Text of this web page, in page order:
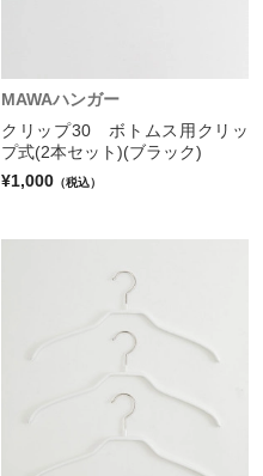
MAWAハンガー
クリップ30 ボトムス用クリッ
プ式(2本セット)(ブラック)
¥1,000 （税込）